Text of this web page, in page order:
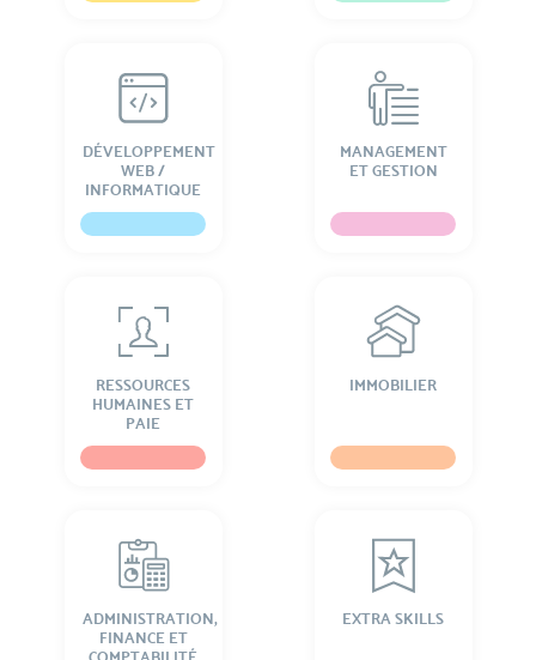
DÉVELOPPEMENT
WEB /
INFORMATIQUE
MANAGEMENT
ET GESTION
RESSOURCES
HUMAINES ET
PAIE
IMMOBILIER
ADMINISTRATION,
FINANCE ET
EXTRA SKILLS